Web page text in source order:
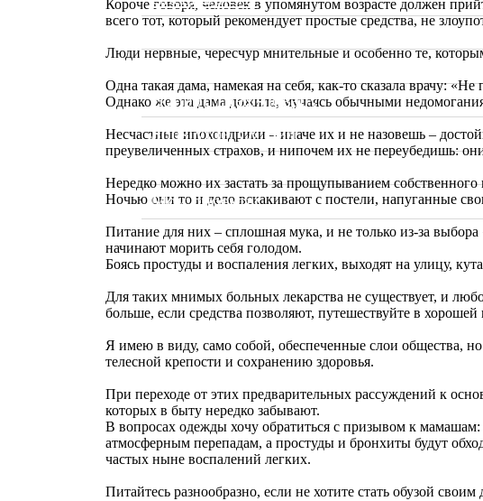
Фото
Видео
Вопрос Шеф-повару
Sous Vide. Су Вид
Мои проекты
Короче говоря, человек в упомянутом возрасте должен
всего тот, который рекомендует простые средства, не
Люди нервные, чересчур мнительные и особенно те,
Одна такая дама, намекая на себя, как-то сказала врачу:
Однако же эта дама дожила, мучаясь обычными
Несчастные ипохондрики – иначе их и не назовешь –
преувеличенных страхов, и нипочем их не переубедишь:
Нередко можно их застать за прощупыванием собственного
Ночью они то и дело вскакивают с постели, напуганные
Питание для них – сплошная мука, и не только из-за
начинают морить себя голодом.
Боясь простуды и воспаления легких, выходят на улицу,
Для таких мнимых больных лекарства не существует, и
больше, если средства позволяют, путешествуйте в
Я имею в виду, само собой, обеспеченные слои общества,
телесной крепости и сохранению здоровья.
При переходе от этих предварительных рассуждений к
которых в быту нередко забывают.
В вопросах одежды хочу обратиться с призывом к мамашам:
атмосферным перепадам, а простуды и бронхиты будут
частых ныне воспалений легких.
Питайтесь разнообразно, если не хотите стать обузой